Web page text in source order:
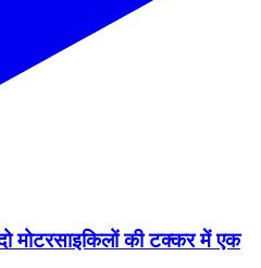
मोटरसाइकिलों की टक्कर में एक